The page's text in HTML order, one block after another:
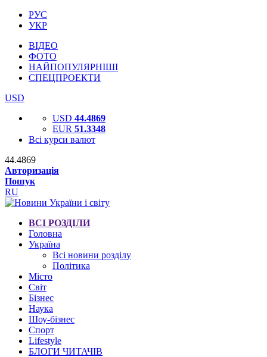
РУС
УКР
ВІДЕО
ФОТО
НАЙПОПУЛЯРНІШІ
СПЕЦПРОЕКТИ
USD
USD 44.4869
EUR 51.3348
Всі курси валют
44.4869
Авторизація
Пошук
RU
ВСІ РОЗДІЛИ
Головна
Україна
Всі новини розділу
Політика
Місто
Світ
Бізнес
Наука
Шоу-бізнес
Спорт
Lifestyle
БЛОГИ ЧИТАЧІВ